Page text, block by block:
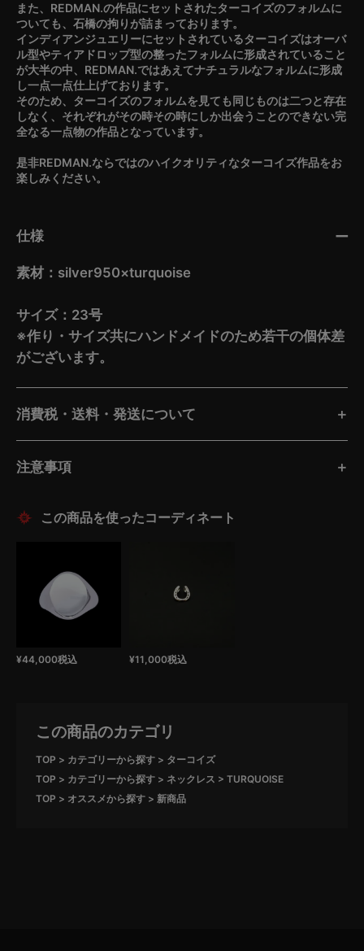
また、REDMAN.の作品にセットされたターコイズのフォルムに
ついても、石橋の拘りが詰まっております。
インディアンジュエリーにセットされているターコイズはオーバ
ル型やティアドロップ型の整ったフォルムに形成されていること
が大半の中、REDMAN.ではあえてナチュラルなフォルムに形成
し一点一点仕上げております。
そのため、ターコイズのフォルムを見ても同じものは二つと存在
しなく、それぞれがその時その時にしか出会うことのできない完
全なる一点物の作品となっています。
是非REDMAN.ならではのハイクオリティなターコイズ作品をお
楽しみください。
仕様
素材：silver950×turquoise
サイズ：23号
※作り・サイズ共にハンドメイドのため若干の個体差
がございます。
消費税・送料・発送について
注意事項
この商品を使ったコーディネート
¥44,000税込 ¥11,000税込
この商品のカテゴリ
TOP カテゴリーから探す
ターコイズ
TOP
カテゴリーから探す ネックレス
TURQUOISE
TOP
オススメから探す 新商品